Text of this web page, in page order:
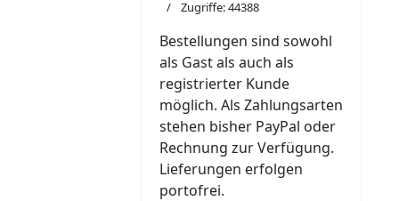
Zugriffe: 44388
Bestellungen sind sowohl
als Gast als auch als
registrierter Kunde
möglich. Als Zahlungsarten
stehen bisher PayPal oder
Rechnung zur Verfügung.
Lieferungen erfolgen
portofrei.